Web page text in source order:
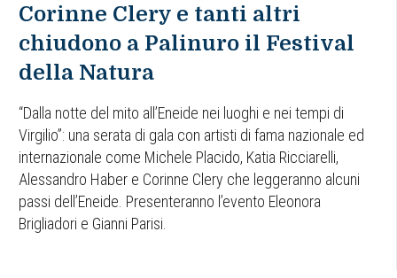
Corinne Clery e tanti altri
chiudono a Palinuro il Festival
della Natura
“Dalla notte del mito all’Eneide nei luoghi e nei tempi di
Virgilio”: una serata di gala con artisti di fama nazionale ed
internazionale come Michele Placido, Katia Ricciarelli,
Alessandro Haber e Corinne Clery che leggeranno alcuni
passi dell’Eneide. Presenteranno l’evento Eleonora
Brigliadori e Gianni Parisi.